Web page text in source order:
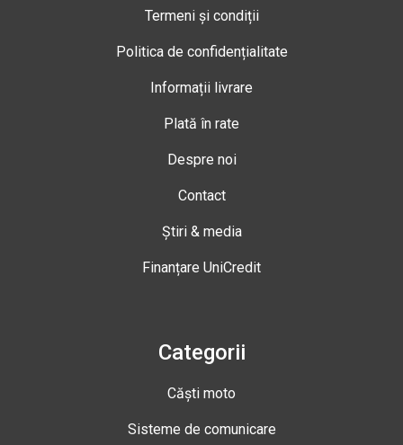
Termeni și condiții
Politica de confidențialitate
Informații livrare
Plată în rate
Despre noi
Contact
Știri & media
Finanțare UniCredit
Categorii
Căști moto
Sisteme de comunicare